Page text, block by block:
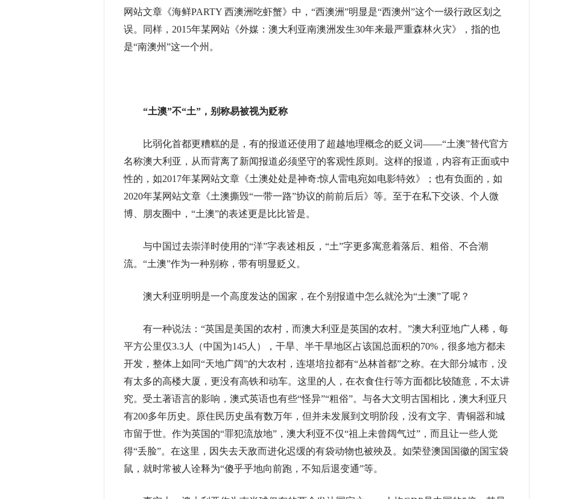
网站文章《海鲜PARTY 西澳洲吃虾蟹》中，“西澳洲”明显是“西澳州”这个一级行政区划之
误。同样，2015年某网站《外媒：澳大利亚南澳洲发生30年来最严重森林火灾》，指的也
是“南澳州”这一个州。
“土澳”不“土”， 别称易被视为贬称
比弱化首都更糟糕的是，有的报道还使用了超越地理概念的贬义词——“土澳”替代官方
名称澳大利亚，从而背离了新闻报道必须坚守的客观性原则。这样的报道，内容有正面或中
性的，如2017年某网站文章《土澳处处是神奇:惊人雷电宛如电影特效》；也有负面的，如
2020年某网站文章《土澳撕毁“一带一路”协议的前前后后》等。至于在私下交谈、个人微
博、朋友圈中，“土澳”的表述更是比比皆是。
与中国过去崇洋时使用的“洋”字表述相反，“土”字更多寓意着落后、粗俗、不合潮
流。“土澳”作为一种别称，带有明显贬义。
澳大利亚明明是一个高度发达的国家，在个别报道中怎么就沦为“土澳”了呢？
有一种说法：“英国是美国的农村，而澳大利亚是英国的农村。”澳大利亚地广人稀，每
平方公里仅3.3人（中国为145人），干旱、半干旱地区占该国总面积的70%，很多地方都未
开发，整体上如同“天地广阔”的大农村，连堪培拉都有“丛林首都”之称。在大部分城市，没
有太多的高楼大厦，更没有高铁和动车。这里的人，在衣食住行等方面都比较随意，不太讲
究。受土著语言的影响，澳式英语也有些“怪异”“粗俗”。与各大文明古国相比，澳大利亚只
有200多年历史。原住民历史虽有数万年，但并未发展到文明阶段，没有文字、青铜器和城
市留于世。作为英国的“罪犯流放地”，澳大利亚不仅“祖上未曾阔气过”，而且让一些人觉
得“丢脸”。在这里，因失去天敌而进化迟缓的有袋动物也被殃及。如荣登澳国国徽的国宝袋
鼠，就时常被人诠释为“傻乎乎地向前跑，不知后退变通”等。